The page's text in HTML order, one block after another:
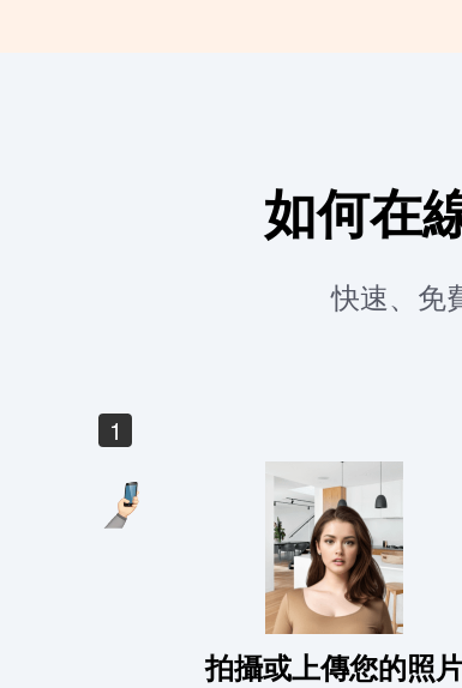
如何在
快速、免
1
拍攝或上傳您的照